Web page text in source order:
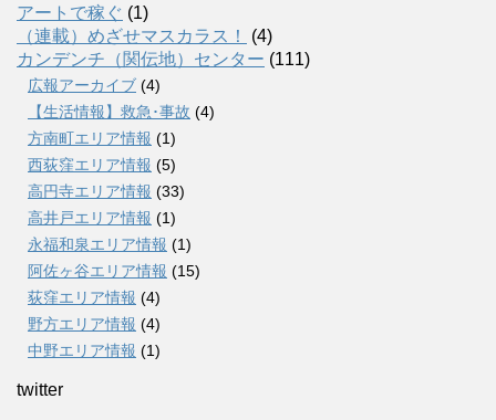
アートで稼ぐ (1)
（連載）めざせマスカラス！
(4)
カンデンチ（関伝地）センター (111)
広報アーカイブ (4)
【生活情報】救急･事故 (4)
方南町エリア情報 (1)
西荻窪エリア情報 (5)
高円寺エリア情報 (33)
高井戸エリア情報 (1)
永福和泉エリア情報 (1)
阿佐ヶ谷エリア情報 (15)
荻窪エリア情報 (4)
野方エリア情報 (4)
中野エリア情報 (1)
twitter